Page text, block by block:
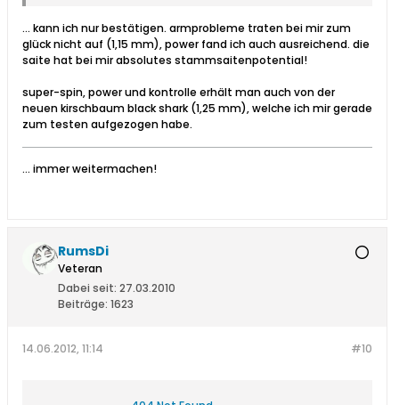
... kann ich nur bestätigen. armprobleme traten bei mir zum
glück nicht auf (1,15 mm), power fand ich auch ausreichend. die
saite hat bei mir absolutes stammsaitenpotential!
super-spin, power und kontrolle erhält man auch von der
neuen kirschbaum black shark (1,25 mm), welche ich mir gerade
zum testen aufgezogen habe.
... immer weitermachen!
RumsDi
Veteran
Dabei seit: 27.03.2010
Beiträge: 1623
#10
14.06.2012, 11:14